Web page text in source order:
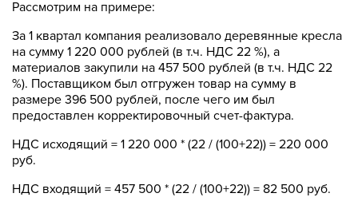
Рассмотрим на примере:
За 1 квартал компания реализовало деревянные кресла
на сумму 1 220 000 рублей (в т.ч. НДС 22 %), а
материалов закупили на 457 500 рублей (в т.ч. НДС 22
%). Поставщиком был отгружен товар на сумму в
размере 396 500 рублей, после чего им был
предоставлен корректировочный счет-фактура.
НДС исходящий = 1 220 000 * (22 / (100+22)) = 220 000
руб.
НДС входящий = 457 500 * (22 / (100+22)) = 82 500 руб.